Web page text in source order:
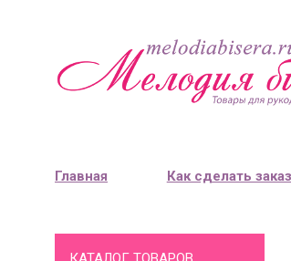
Главная Как сделать заказ